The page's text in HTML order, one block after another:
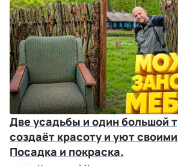
Две усадьбы и один большой
создаёт красоту и уют
Посадка и покраска.